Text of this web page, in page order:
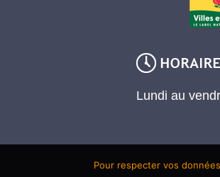
Lundi au
Pour respecter vos